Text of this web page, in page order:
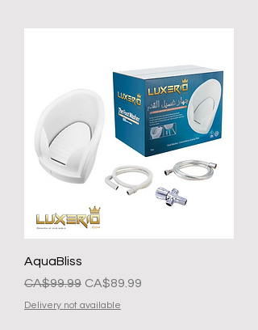
AquaBliss
Regular na Presyo
CA$99.99 Sale Price
CA$89.99
Delivery not available